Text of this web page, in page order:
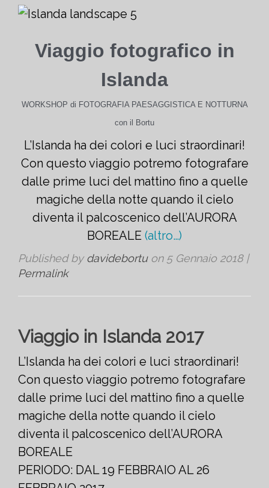
Viaggio fotografico in
Islanda
WORKSHOP di FOTOGRAFIA PAESAGGISTICA E NOTTURNA
con il Bortu
L’Islanda ha dei colori e luci straordinari!
Con questo viaggio potremo fotografare
dalle prime luci del mattino fino a quelle
magiche della notte quando il cielo
diventa il palcoscenico dell’AURORA
BOREALE (altro…)
Published by davidebortuon 5 Gennaio 2018|
Permalink
Viaggio in Islanda 2017
L’Islanda ha dei colori e luci straordinari!
Con questo viaggio potremo fotografare
dalle prime luci del mattino fino a quelle
magiche della notte quando il cielo
diventa il palcoscenico dell’AURORA
BOREALE
PERIODO: DAL 19 FEBBRAIO AL 26